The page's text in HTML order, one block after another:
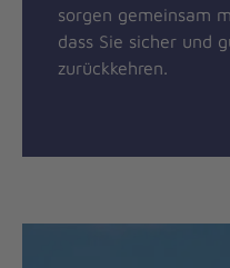
sorgen gemeinsam
dass Sie sicher und
zurückkehren.